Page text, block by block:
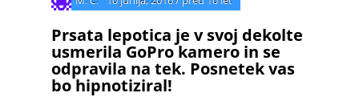
Prsata lepotica je v svoj dekolte
usmerila GoPro kamero in se
odpravila na tek. Posnetek vas
bo hipnotiziral!